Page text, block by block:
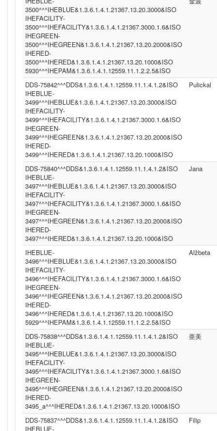
3500^^^IHEBLUE&1.3.6.1.4.1.21367.13.20.3000&ISO
IHEFACILITY-
3500^^^IHEFACILITY&1.3.6.1.4.1.21367.3000.1.6&ISO
IHEGREEN-
3500^^^IHEGREEN&1.3.6.1.4.1.21367.13.20.2000&ISO
IHERED-
3500^^^IHERED&1.3.6.1.4.1.21367.13.20.1000&ISO
5930^^^IHEPAM&1.3.6.1.4.1.12559.11.1.2.2.5&ISO
DDS-75842^^^DDS&1.3.6.1.4.1.12559.11.1.4.1.2&ISO
IHEBLUE-
3499^^^IHEBLUE&1.3.6.1.4.1.21367.13.20.3000&ISO
IHEFACILITY-
3499^^^IHEFACILITY&1.3.6.1.4.1.21367.3000.1.6&ISO
IHEGREEN-
3499^^^IHEGREEN&1.3.6.1.4.1.21367.13.20.2000&ISO
IHERED-
3499^^^IHERED&1.3.6.1.4.1.21367.13.20.1000&ISO
Pulickal
DDS-75840^^^DDS&1.3.6.1.4.1.12559.11.1.4.1.2&ISO
IHEBLUE-
3497^^^IHEBLUE&1.3.6.1.4.1.21367.13.20.3000&ISO
IHEFACILITY-
3497^^^IHEFACILITY&1.3.6.1.4.1.21367.3000.1.6&ISO
IHEGREEN-
3497^^^IHEGREEN&1.3.6.1.4.1.21367.13.20.2000&ISO
IHERED-
3497^^^IHERED&1.3.6.1.4.1.21367.13.20.1000&ISO
Jana
IHEBLUE-
3496^^^IHEBLUE&1.3.6.1.4.1.21367.13.20.3000&ISO
IHEFACILITY-
3496^^^IHEFACILITY&1.3.6.1.4.1.21367.3000.1.6&ISO
IHEGREEN-
3496^^^IHEGREEN&1.3.6.1.4.1.21367.13.20.2000&ISO
IHERED-
3496^^^IHERED&1.3.6.1.4.1.21367.13.20.1000&ISO
5929^^^IHEPAM&1.3.6.1.4.1.12559.11.1.2.2.5&ISO
Alžbeta
DDS-75838^^^DDS&1.3.6.1.4.1.12559.11.1.4.1.2&ISO
IHEBLUE-
3495^^^IHEBLUE&1.3.6.1.4.1.21367.13.20.3000&ISO
IHEFACILITY-
3495^^^IHEFACILITY&1.3.6.1.4.1.21367.3000.1.6&ISO
IHEGREEN-
3495^^^IHEGREEN&1.3.6.1.4.1.21367.13.20.2000&ISO
IHERED-
3495_a^^^IHERED&1.3.6.1.4.1.21367.13.20.1000&ISO
亜美
DDS-75837^^^DDS&1.3.6.1.4.1.12559.11.1.4.1.2&ISO
IHEBLUE-
Filip